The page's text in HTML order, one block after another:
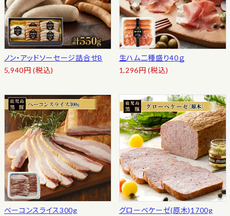
ノン・アッドソーセージ詰合せB
5,940円(税込)
生ハム二種盛り40ｇ
1,296円(税込)
ベーコンスライス300g
グローベケーゼ(原木)1700g